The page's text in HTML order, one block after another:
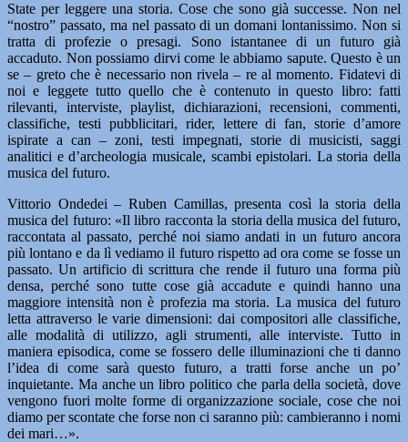
State per leggere una storia. Cose che sono già successe. Non nel
“nostro” passato, ma nel passato di un domani lontanissimo. Non si
tratta di profezie o presagi. Sono istantanee di un futuro già
accaduto. Non possiamo dirvi come le abbiamo sapute. Questo è un
se – greto che è necessario non rivela – re al momento. Fidatevi di
noi e leggete tutto quello che è contenuto in questo libro: fatti
rilevanti, interviste, playlist, dichiarazioni, recensioni, commenti,
classifiche, testi pubblicitari, rider, lettere di fan, storie d’amore
ispirate a can – zoni, testi impegnati, storie di musicisti, saggi
analitici e d’archeologia musicale, scambi epistolari. La storia della
musica del futuro.
Vittorio Ondedei – Ruben Camillas, presenta così la storia della
musica del futuro: «Il libro racconta la storia della musica del futuro,
raccontata al passato, perché noi siamo andati in un futuro ancora
più lontano e da lì vediamo il futuro rispetto ad ora come se fosse un
passato. Un artificio di scrittura che rende il futuro una forma più
densa, perché sono tutte cose già accadute e quindi hanno una
maggiore intensità non è profezia ma storia. La musica del futuro
letta attraverso le varie dimensioni: dai compositori alle classifiche,
alle modalità di utilizzo, agli strumenti, alle interviste. Tutto in
maniera episodica, come se fossero delle illuminazioni che ti danno
l’idea di come sarà questo futuro, a tratti forse anche un po’
inquietante. Ma anche un libro politico che parla della società, dove
vengono fuori molte forme di organizzazione sociale, cose che noi
diamo per scontate che forse non ci saranno più: cambieranno i nomi
dei mari…».